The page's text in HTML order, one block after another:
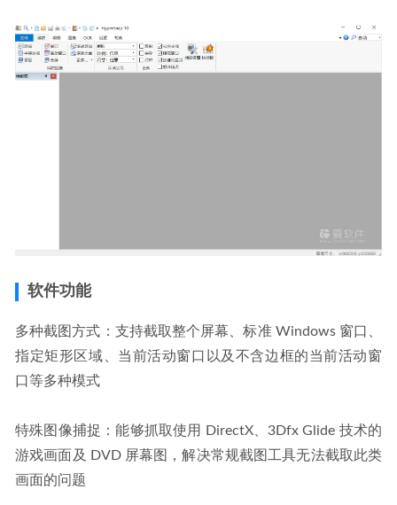
软件功能
多种截图方式：支持截取整个屏幕、标准 Windows 窗口、
指定矩形区域、当前活动窗口以及不含边框的当前活动窗
口等多种模式
特殊图像捕捉：能够抓取使用 DirectX、3Dfx Glide 技术的
游戏画面及 DVD 屏幕图，解决常规截图工具无法截取此类
画面的问题
分割工具 2026-03-01